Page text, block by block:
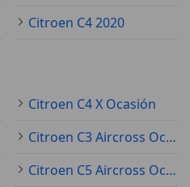
Citroen C4 2020
Citroen C4 X Ocasión
Citroen C3 Aircross Ocasión
Citroen C5 Aircross Ocasión